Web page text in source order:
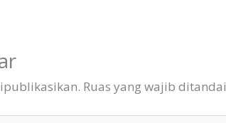
Ruas yang wajib ditandai